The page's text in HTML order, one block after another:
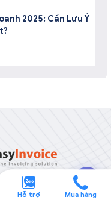
2025: Cần Lưu Ý
SOFTDREAMS
Hỗ trợ Mua hàng
💬